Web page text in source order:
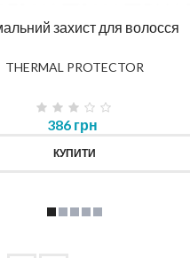
захист для волосся
THERMAL PROTECTOR
386 грн
КУПИТИ